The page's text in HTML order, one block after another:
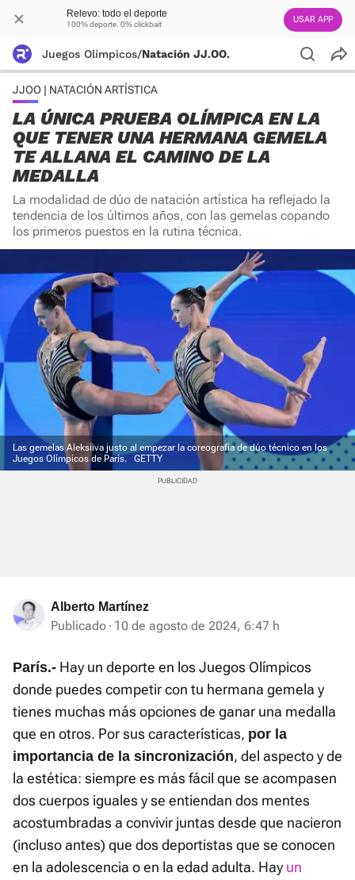
Relevo: todo el deporte
100% deporte. 0% clickbait USAR APP
Juegos Olímpicos/Natación JJ.OO.
JJOO | NATACIÓN ARTÍSTICA
LA ÚNICA PRUEBA OLÍMPICA EN LA
QUE TENER UNA HERMANA GEMELA
TE ALLANA EL CAMINO DE LA
MEDALLA
La modalidad de dúo de natación artística ha reflejado la
tendencia de los últimos años, con las gemelas copando
los primeros puestos en la rutina técnica.
Las gemelas Aleksiiva justo al empezar la coreografía de dúo técnico en los
Juegos Olímpicos de París.
GETTY
Alberto Martínez
Publicado 10 de agosto de 2024, 6:47 h
París.- Hay un deporte en los Juegos Olímpicos
donde puedes competir con tu hermana gemela y
tienes muchas más opciones de ganar una medalla
que en otros. Por sus características, por la
importancia de la sincronización, del aspecto y de
la estética: siempre es más fácil que se acompasen
dos cuerpos iguales y se entiendan dos mentes
acostumbradas a convivir juntas desde que nacieron
(incluso antes) que dos deportistas que se conocen
en la adolescencia o en la edad adulta. Hay un